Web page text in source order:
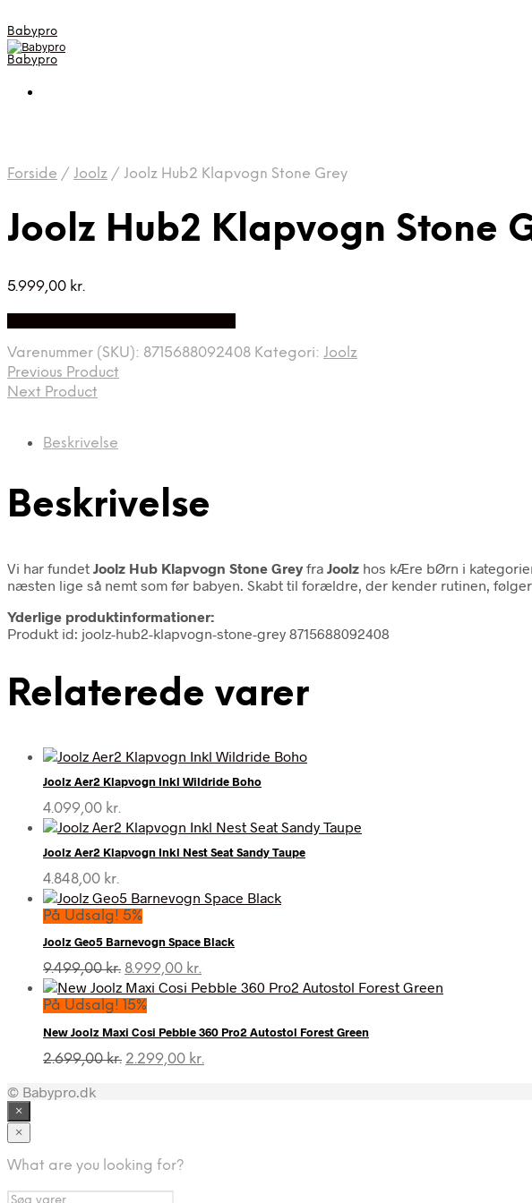
Babypro
Babypro
Forside / Joolz / Joolz Hub2 Klapvogn Stone Grey
Joolz Hub2 Klapvogn Stone
5.999,00 kr.
Varenummer (SKU): 8715688092408 Kategori: Joolz
Previous Product
Next Product
Beskrivelse
Beskrivelse
Vi har fundet Joolz Hub Klapvogn Stone Greyfra Joolz hos kÆre bØrn i
næsten lige så nemt som før babyen. Skabt til forældre, der kender rutinen,
Yderlige produktinformationer:
Produkt id: joolz-hub2-klapvogn-stone-grey 8715688092408
Relaterede varer
Joolz Aer2 Klapvogn Inkl Wildride Boho
4.099,00 kr.
Joolz Aer2 Klapvogn Inkl Nest Seat Sandy Taupe
4.848,00 kr.
På Udsalg! 5%
Joolz Geo5 Barnevogn Space Black
9.499,00kr. Den
oprindelige
pris
9.499,00 kr..
8.999,00 kr.
aktuelle
8.999,00 kr..
På Udsalg! 15%
New Joolz Maxi Cosi Pebble 360 Pro2 Autostol Forest Green
2.699,00kr. Den
2.299,00 kr.
© Babypro.dk
×
×
What are you looking for?